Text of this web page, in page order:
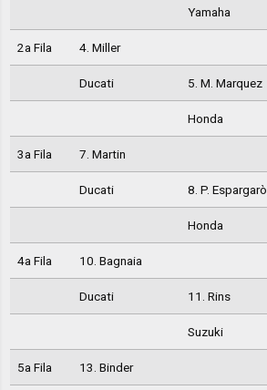
Yamaha
2a Fila 4. Miller
Ducati 5. M. Marquez
Honda
3a Fila 7. Martin
Ducati 8. P. Espargarò
Honda
4a Fila 10. Bagnaia
Ducati 11. Rins
Suzuki
5a Fila 13. Binder